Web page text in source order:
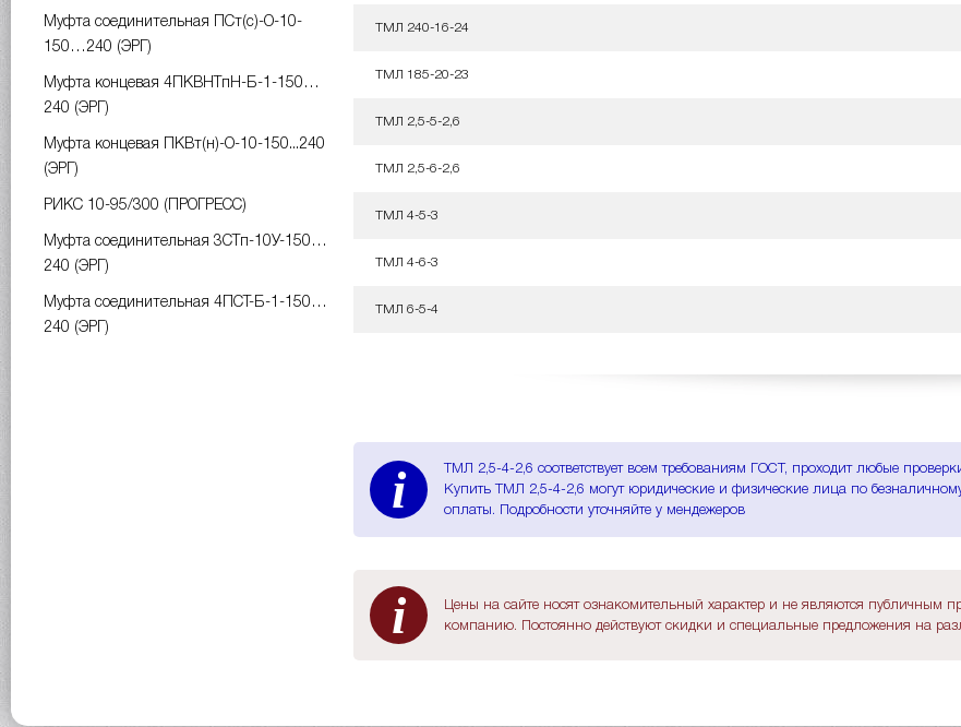
Муфта соединительная ПСт(с)-О-10-
150…240 (ЭРГ)
Муфта концевая 4ПКВНТпН-Б-1-150…
240 (ЭРГ)
Муфта концевая ПКВт(н)-О-10-150...240
(ЭРГ)
РИКС 10-95/300 (ПРОГРЕСС)
Муфта соединительная 3СТп-10У-150…
240 (ЭРГ)
Муфта соединительная 4ПСТ-Б-1-150…
240 (ЭРГ)
ТМЛ 240-16-24
ТМЛ 185-20-23
ТМЛ 2,5-5-2,6
ТМЛ 2,5-6-2,6
ТМЛ 4-5-3
ТМЛ 4-6-3
ТМЛ 6-5-4
i
ТМЛ 2,5-4-2,6 соответствует всем требованиям ГОСТ, проходит любые
Купить ТМЛ 2,5-4-2,6 могут юридические и физические лица по безналичному
оплаты. Подробности уточняйте у мендежеров
i
Цены на сайте носят ознакомительный характер и не являются
компанию. Постоянно действуют скидки и специальные предложения на